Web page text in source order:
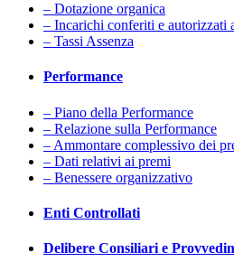
– Dotazione organica
– Incarichi conferiti e autorizzati
– Tassi Assenza
Performance
– Piano della Performance
– Relazione sulla Performance
– Ammontare complessivo dei
– Dati relativi ai premi
– Benessere organizzativo
Enti Controllati
Delibere Consiliari e